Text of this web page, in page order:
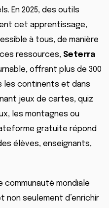
En 2025, des outils
cet apprentissage,
à tous, de manière
ressources, Seterra
offrant plus de 300
les continents et dans
jeux de cartes, quiz
les montagnes ou
gratuite répond
élèves, enseignants,
communauté mondiale
non seulement d’enrichir